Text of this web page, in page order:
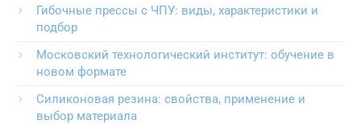
Гибочные прессы с ЧПУ: виды, характеристики и
подбор
Московский технологический институт: обучение в
новом формате
Силиконовая резина: свойства, применение и
выбор материала